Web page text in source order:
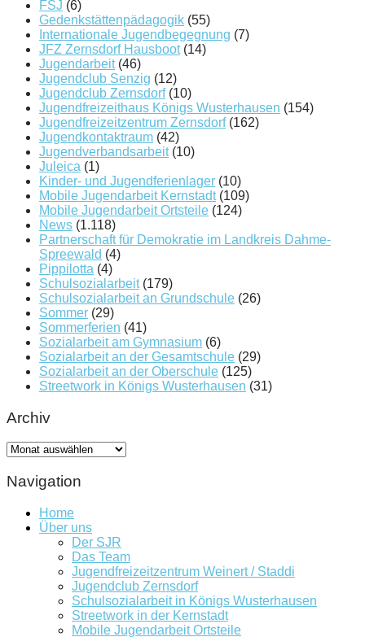
FSJ (6)
Gedenkstättenpädagogik (55)
Internationale Jugendbegegnung (7)
JFZ Zernsdorf Hausboot(14)
Jugendarbeit(46)
Jugendclub Senzig (12)
Jugendclub Zernsdorf(10)
Jugendfreizeithaus Königs Wusterhausen (154)
Jugendfreizeitzentrum Zernsdorf(162)
Jugendkontaktraum (42)
Jugendverbandsarbeit(10)
Juleica (1)
Kinder- und Jugendferienlager (10)
Mobile Jugendarbeit Kernstadt(109)
Mobile Jugendarbeit Ortsteile (124)
News (1.118)
Partnerschaft für Demokratie im Landkreis Dahme-
Spreewald (4)
Pippilotta (4)
Schulsozialarbeit(179)
Schulsozialarbeit an Grundschule (26)
Sommer (29)
Sommerferien (41)
Sozialarbeit am Gymnasium (6)
Sozialarbeit an der Gesamtschule (29)
Sozialarbeit an der Oberschule (125)
Streetwork in Königs Wusterhausen (31)
Archiv
Archiv
Navigation
Home
Über uns
Der SJR
Das Team
Jugendfreizeitzentrum Weinert / Staddi
Jugendclub Zernsdorf
Schulsozialarbeit in Königs Wusterhausen
Streetwork in der Kernstadt
Mobile Jugendarbeit Ortsteile